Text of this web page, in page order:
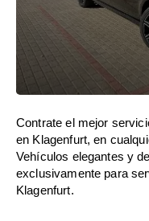
Contrate el mejor
en Klagenfurt, en
Vehículos elegantes y
exclusivamente para
Klagenfurt.